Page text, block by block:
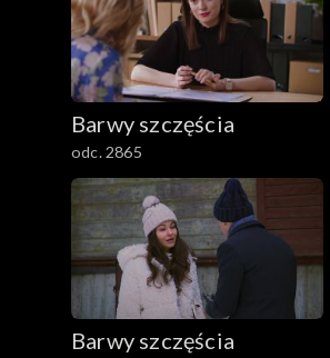
Barwy szczęścia
odc. 2865
Barwy szczęścia